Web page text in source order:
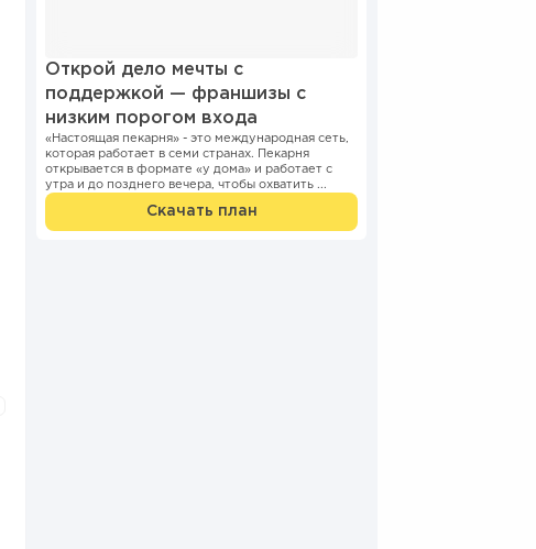
Открой дело мечты с
поддержкой — франшизы с
низким порогом входа
«Настоящая пекарня» - это международная сеть,
которая работает в семи странах. Пекарня
открывается в формате «у дома» и работает с
утра и до позднего вечера, чтобы охватить ...
Скачать план